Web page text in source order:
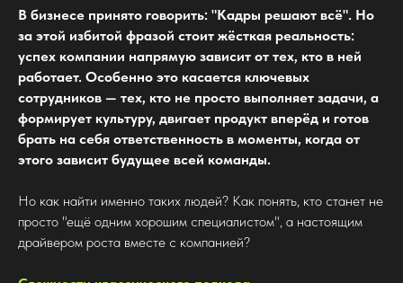
В бизнесе принято говорить: "Кадры решают всё". Но
за этой избитой фразой стоит жёсткая реальность:
успех компании напрямую зависит от тех, кто в ней
работает. Особенно это касается ключевых
сотрудников — тех, кто не просто выполняет задачи, а
формирует культуру, двигает продукт вперёд и готов
брать на себя ответственность в моменты, когда от
этого зависит будущее всей команды.
Но как найти именно таких людей? Как понять, кто станет не
просто "ещё одним хорошим специалистом", а настоящим
драйвером роста вместе с компанией?